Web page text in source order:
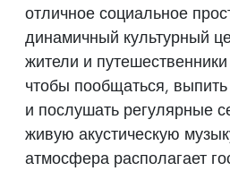
отличное социальное
динамичный культурный
жители и
чтобы пообщаться,
и послушать регулярные
живую акустическую
атмосфера располагает